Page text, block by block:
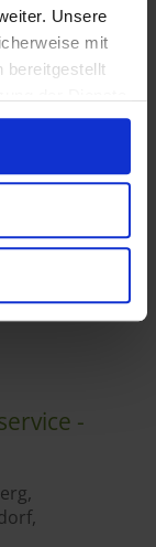
Unsere
mit
bereitgestellt